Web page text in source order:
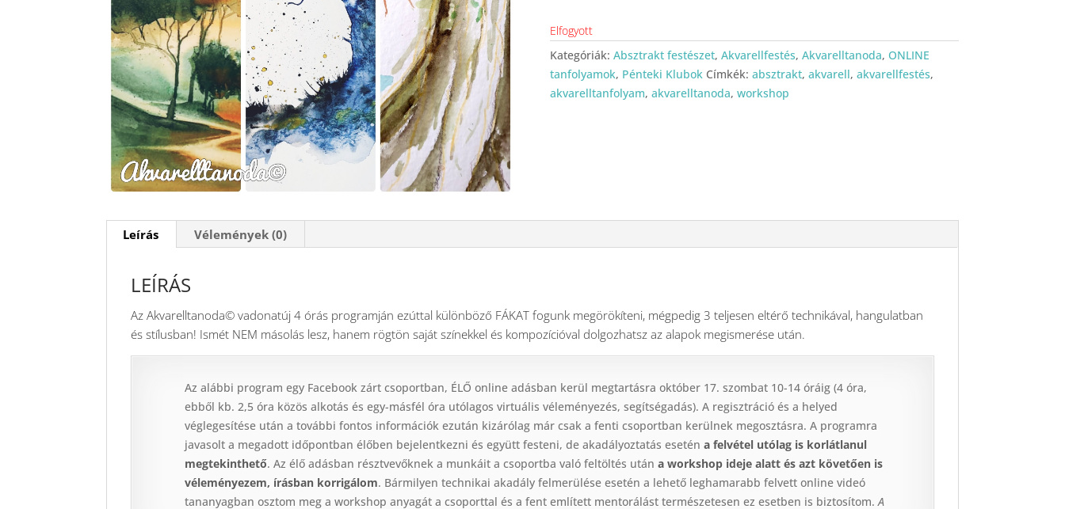
Elfogyott
Kategóriák: Absztrakt festészet, Akvarellfestés, Akvarelltanoda, ONLINE
tanfolyamok, Pénteki Klubok Címkék: absztrakt, akvarell, akvarellfestés,
akvarelltanfolyam, akvarelltanoda, workshop
Leírás Vélemények (0)
LEÍRÁS
Az Akvarelltanoda© vadonatúj 4 órás programján ezúttal különböző FÁKAT fogunk megörökíteni, mégpedig 3 teljesen eltérő technikával, hangulatban
és stílusban! Ismét NEM másolás lesz, hanem rögtön saját színekkel és kompozícióval dolgozhatsz az alapok megismerése után.
Az alábbi program egy Facebook zárt csoportban, ÉLŐ online adásban kerül megtartásra október 17. szombat 10-14 óráig (4 óra,
ebből kb. 2,5 óra közös alkotás és egy-másfél óra utólagos virtuális véleményezés, segítségadás). A regisztráció és a helyed
véglegesítése után a további fontos információk ezután kizárólag már csak a fenti csoportban kerülnek megosztásra. A programra
javasolt a megadott időpontban élőben bejelentkezni és együtt festeni, de akadályoztatás eseténa felvétel utólag is korlátlanul
megtekinthető. Az élő adásban résztvevőknek a munkáit a csoportba való feltöltés után a workshop ideje alatt és azt követően is
véleményezem, írásban korrigálom. Bármilyen technikai akadály felmerülése esetén a lehető leghamarabb felvett online videó
tananyagban osztom meg a workshop anyagát a csoporttal és a fent említett mentorálást természetesen ez esetben is biztosítom.A